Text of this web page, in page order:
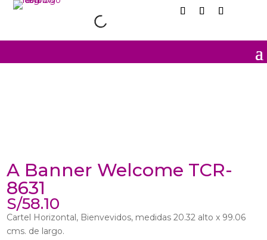
A Banner Welcome TCR-
8631
S/58.10
Cartel Horizontal, Bienvevidos, medidas 20.32 alto x 99.06
cms. de largo.